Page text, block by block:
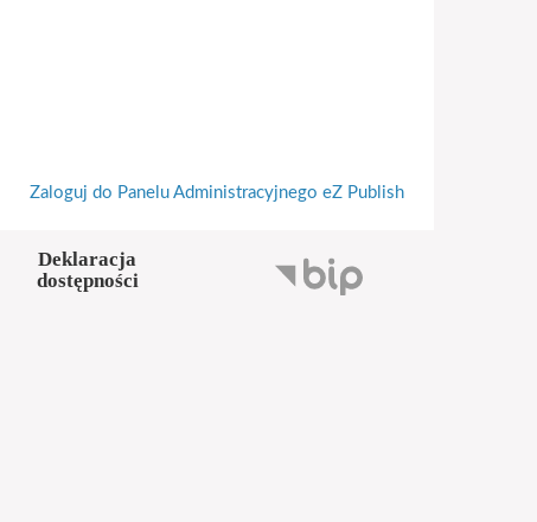
Zaloguj do Panelu Administracyjnego eZ Publish
Deklaracja
dostępności